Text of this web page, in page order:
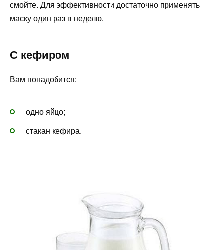
смойте. Для эффективности достаточно применять
маску один раз в неделю.
С кефиром
Вам понадобится:
одно яйцо;
стакан кефира.